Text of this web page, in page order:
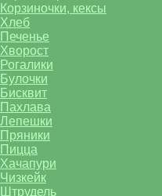
Корзиночки, кексы
Хлеб
Печенье
Хворост
Рогалики
Булочки
Бисквит
Пахлава
Лепешки
Пряники
Пицца
Хачапури
Чизкейк
Штрудель